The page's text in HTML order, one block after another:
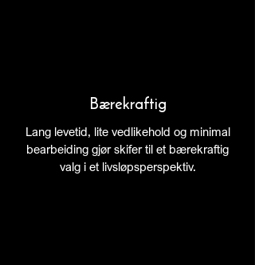
Bærekraftig
Lang levetid, lite vedlikehold og minimal
bearbeiding gjør skifer til et bærekraftig
valg i et livsløpsperspektiv.